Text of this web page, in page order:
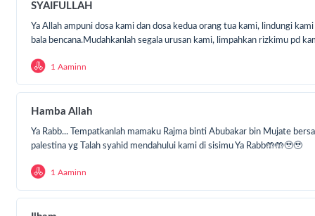
dan membutuhkan perhatian segera. Lokasi distribusi
tingkat kebutuhan dan aksesibilitas.
Krisis air bersih di Palestina berdampak besar pada
kesejahteraan masyarakat. Akses terhadap air bersih
untuk mencegah penyakit dan memastikan kehidupan
dengan baik. Program ini bertujuan untuk membantu
tersebut dan memberikan dampak positif bagi
disana.
SYAIFULLAH
Ya Allah ampuni dosa kami dan dosa kedua orang tua kami, lindungi
bala bencana.Mudahkanlah segala urusan kami, limpahkan rizkimu pd
1 Aaminn
Hamba Allah
Ya Rabb... Tempatkanlah mamaku Rajma binti Abubakar bin Mujate
palestina yg Talah syahid mendahului kami di sisimu Ya Rabb🤲🤲🥹🥹
1 Aaminn